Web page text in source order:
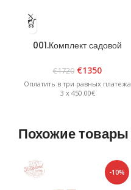
001.Комплект садовой
€1720 €1350
Оплатить в три равных платежа
3 x 450.00€
Похожие товары
-10%